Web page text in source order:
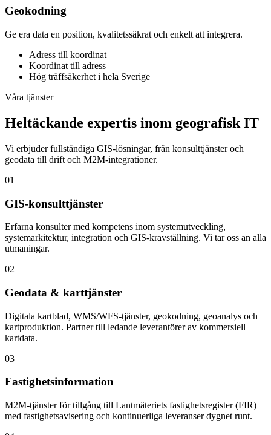
Geokodning
Ge era data en position, kvalitetssäkrat och enkelt att integrera.
Adress till koordinat
Koordinat till adress
Hög träffsäkerhet i hela Sverige
Våra tjänster
Heltäckande expertis inom geografisk IT
Vi erbjuder fullständiga GIS-lösningar, från konsulttjänster och
geodata till drift och M2M-integrationer.
01
GIS-konsulttjänster
Erfarna konsulter med kompetens inom systemutveckling,
systemarkitektur, integration och GIS-kravställning. Vi tar oss an alla
utmaningar.
02
Geodata & karttjänster
Digitala kartblad, WMS/WFS-tjänster, geokodning, geoanalys och
kartproduktion. Partner till ledande leverantörer av kommersiell
kartdata.
03
Fastighetsinformation
M2M-tjänster för tillgång till Lantmäteriets fastighetsregister (FIR)
med fastighetsavisering och kontinuerliga leveranser dygnet runt.